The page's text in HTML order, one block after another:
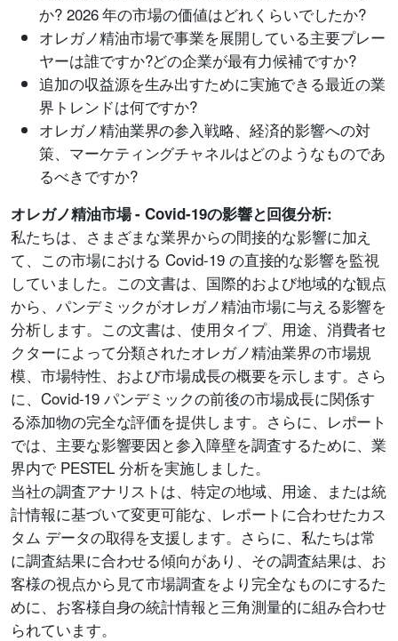
か? 2026 年の市場の価値はどれくらいでしたか?
オレガノ精油市場で事業を展開している主要プレー
ヤーは誰ですか?どの企業が最有力候補ですか?
追加の収益源を生み出すために実施できる最近の業
界トレンドは何ですか?
オレガノ精油業界の参入戦略、経済的影響への対
策、マーケティングチャネルはどのようなものであ
るべきですか?
オレガノ精油市場 - Covid-19の影響と回復分析:
私たちは、さまざまな業界からの間接的な影響に加え
て、この市場における Covid-19 の直接的な影響を監視
していました。この文書は、国際的および地域的な観点
から、パンデミックがオレガノ精油市場に与える影響を
分析します。この文書は、使用タイプ、用途、消費者セ
クターによって分類されたオレガノ精油業界の市場規
模、市場特性、および市場成長の概要を示します。さら
に、Covid-19 パンデミックの前後の市場成長に関係す
る添加物の完全な評価を提供します。さらに、レポート
では、主要な影響要因と参入障壁を調査するために、業
界内で PESTEL 分析を実施しました。
当社の調査アナリストは、特定の地域、用途、または統
計情報に基づいて変更可能な、レポートに合わせたカス
タム データの取得を支援します。さらに、私たちは常
に調査結果に合わせる傾向があり、その調査結果は、お
客様の視点から見て市場調査をより完全なものにするた
めに、お客様自身の統計情報と三角測量的に組み合わせ
られています。